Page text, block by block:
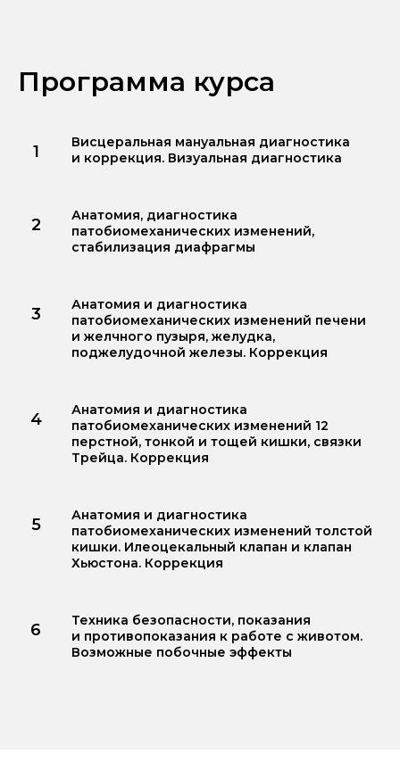
Программа курса
Висцеральная мануальная диагностика
и коррекция. Визуальная диагностика
Анатомия, диагностика
патобиомеханических изменений,
стабилизация диафрагмы
Анатомия и диагностика
патобиомеханических изменений печени
и желчного пузыря, желудка,
поджелудочной железы. Коррекция
Анатомия и диагностика
патобиомеханических изменений 12
перстной, тонкой и тощей кишки, связки
Трейца. Коррекция
Анатомия и диагностика
патобиомеханических изменений толстой
кишки. Илеоцекальный клапан и клапан
Хьюстона. Коррекция
Техника безопасности, показания
и противопоказания к работе с животом.
Возможные побочные эффекты